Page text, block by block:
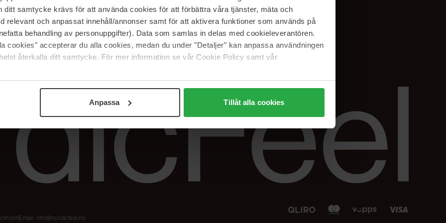
ditt samtycke krävs för att använda cookies för att förbättra våra tjänster, mäta och
relevant och anpassat innehåll/annonser samt för att aktivera funktioner som används på
behandling av personuppgifter). Data som samlas in delas med cookieleverantören.
cookies" accepterar du alla cookies, medan du under "Detaljer" kan anpassa användningen
återkalla ditt samtycke. För mer information se vår Cookie Policy samt vår
Anpassa Tillåt alla cookies
The Beauty Edit
Jobb hos oss
Samarbeidspartner
Spor bestillingen min
Retur og reklamasjon
Blush har blitt
Nordicfeel
Instagram
Linkedin
Email: info@nordicfeel.no